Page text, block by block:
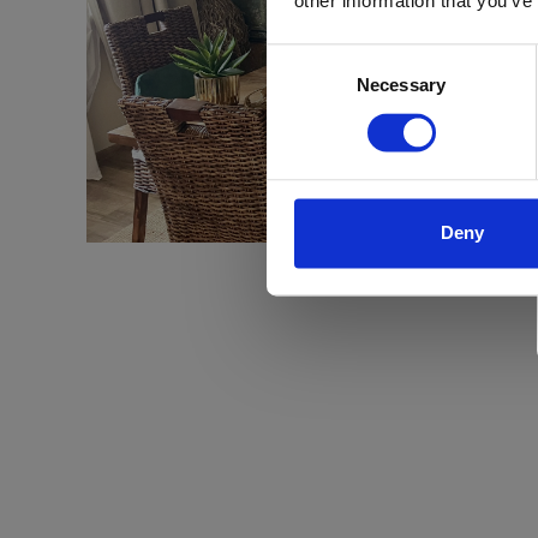
Selection
Necessary
Deny